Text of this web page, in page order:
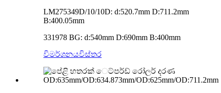
LM275349D/10/10D: d:520.7mm D:711.2mm
B:400.05mm
331978 BG: d:540mm D:690mm B:400mm
විමර්ශනයවිස්තර